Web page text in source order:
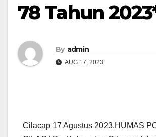
78 Tahun
By admin
AUG 17, 2023
Cilacap 17 Agustus 2023.HUMAS